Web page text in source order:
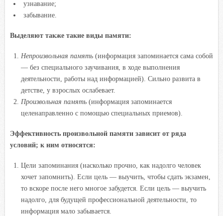
узнавание;
забывание.
Выделяют также такие виды памяти:
Непроизвольная память(информация запоминается сама собой
— без специального заучивания, в ходе выполнения
деятельности, работы над информацией). Сильно развита в
детстве, у взрослых ослабевает.
Произвольная память(информация запоминается
целенаправленно с помощью специальных приемов).
Эффективность произвольной памяти зависит от ряда
условий; к ним относятся:
Цели запоминания (насколько прочно, как надолго человек
хочет запомнить). Если цель — выучить, чтобы сдать экзамен,
то вскоре после него многое забудется. Если цель — выучить
надолго, для будущей профессиональной деятельности, то
информация мало забывается.